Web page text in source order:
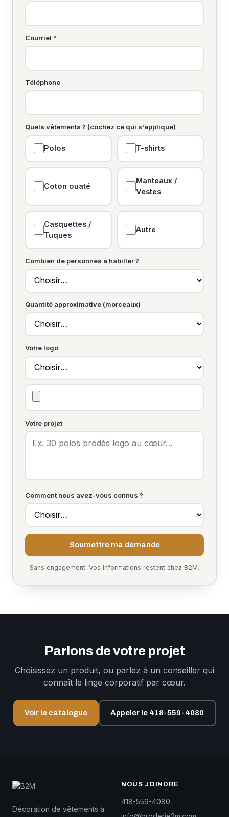
Courriel *
Téléphone
Quels vêtements ? (cochez ce qui s'applique)
Polos T-shirts
Coton ouaté
Manteaux /
Vestes
Casquettes /
Tuques
Autre
Combien de personnes à habiller ?
Quantité approximative (morceaux)
Votre logo
Votre projet
Comment nous avez-vous connus ?
Soumettre ma demande
Sans engagement. Vos informations restent chez B2M.
Parlons de votre projet
Choisissez un produit, ou parlez à un conseiller qui
connaît le linge corporatif par cœur.
Voir le catalogue Appeler le 418-559-4080
Décoration de vêtements à
NOUS JOINDRE
418-559-4080